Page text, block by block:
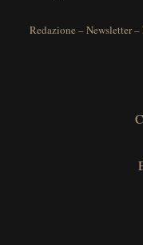
Redazione –Newsletter–